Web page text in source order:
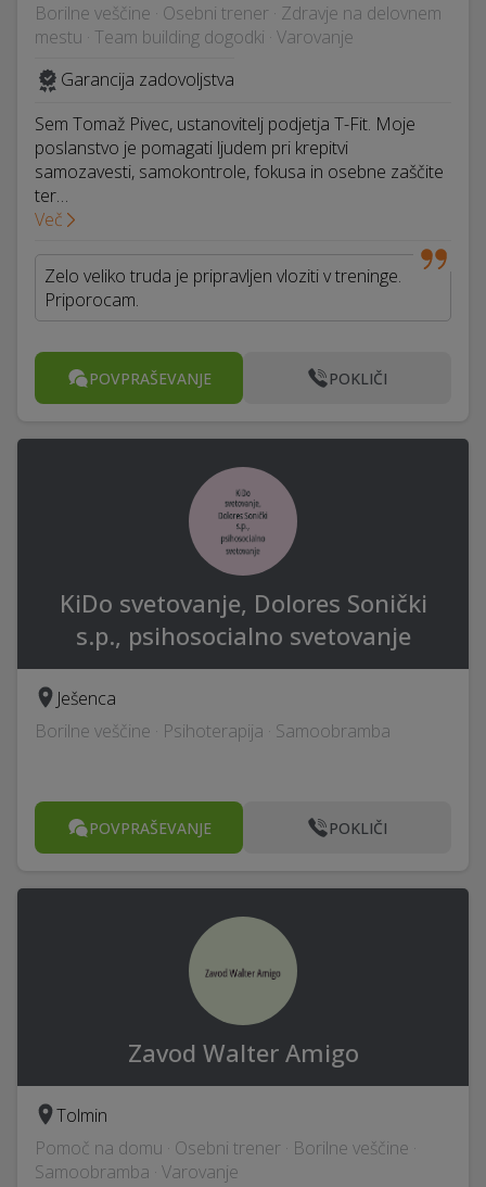
Borilne veščine · Osebni trener · Zdravje na delovnem
mestu · Team building dogodki · Varovanje
Garancija zadovoljstva
Sem Tomaž Pivec, ustanovitelj podjetja T-Fit. Moje
poslanstvo je pomagati ljudem pri krepitvi
samozavesti, samokontrole, fokusa in osebne zaščite
ter…
Več
Zelo veliko truda je pripravljen vloziti v treninge.
Priporocam.
POVPRAŠEVANJE POKLIČI
KiDo svetovanje, Dolores Sonički
s.p., psihosocialno svetovanje
Ješenca
Borilne veščine · Psihoterapija · Samoobramba
POVPRAŠEVANJE POKLIČI
Zavod Walter Amigo
Tolmin
Pomoč na domu · Osebni trener · Borilne veščine ·
Samoobramba · Varovanje